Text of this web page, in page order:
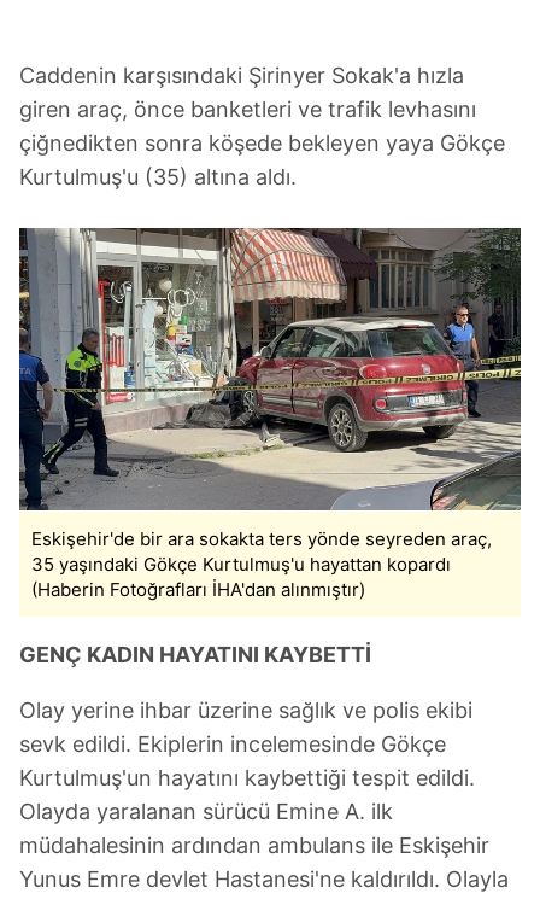
Caddenin karşısındaki Şirinyer Sokak'a hızla
giren araç, önce banketleri ve trafik levhasını
çiğnedikten sonra köşede bekleyen yaya Gökçe
Kurtulmuş'u (35) altına aldı.
Eskişehir'de bir ara sokakta ters yönde seyreden araç,
35 yaşındaki Gökçe Kurtulmuş'u hayattan kopardı
(Haberin Fotoğrafları İHA'dan alınmıştır)
GENÇ KADIN HAYATINI KAYBETTİ
Olay yerine ihbar üzerine sağlık ve polis ekibi
sevk edildi. Ekiplerin incelemesinde Gökçe
Kurtulmuş'un hayatını kaybettiği tespit edildi.
Olayda yaralanan sürücü Emine A. ilk
müdahalesinin ardından ambulans ile Eskişehir
Yunus Emre devlet Hastanesi'ne kaldırıldı. Olayla